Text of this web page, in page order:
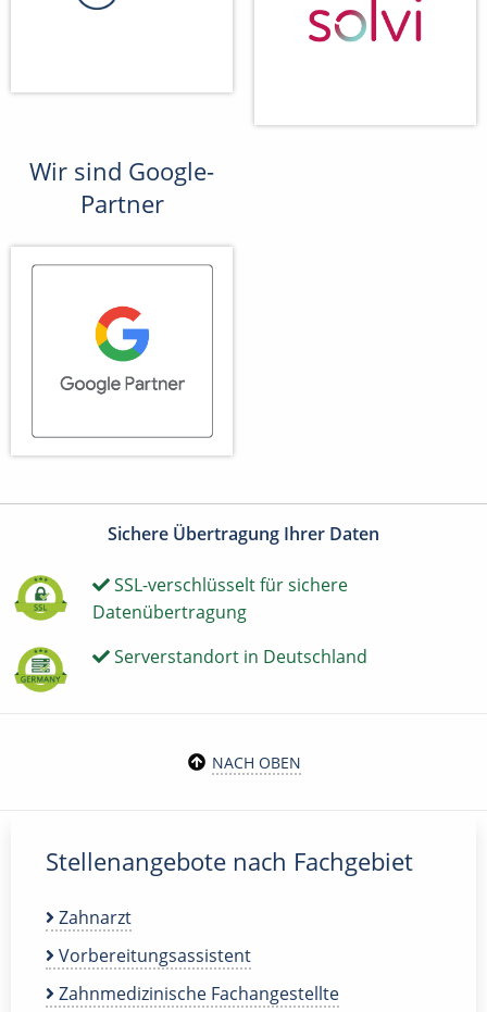
Wir sind Google-
Partner
Sichere Übertragung Ihrer Daten
SSL-verschlüsselt für sichere
Datenübertragung
Serverstandort in Deutschland
NACH OBEN
Stellenangebote nach Fachgebiet
Zahnarzt
Vorbereitungsassistent
Zahnmedizinische Fachangestellte